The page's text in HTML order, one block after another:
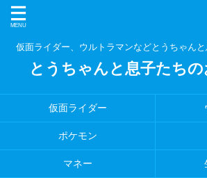
仮面ライダー、ウルトラマンなどとうちゃん
とうちゃんと息子たち
仮面ライダー
ポケモン
マネー